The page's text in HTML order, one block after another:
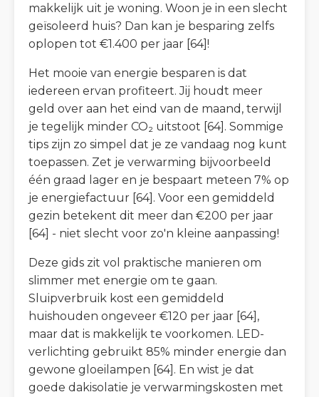
makkelijk uit je woning. Woon je in een slecht
geïsoleerd huis? Dan kan je besparing zelfs
oplopen tot €1.400 per jaar [64]!
Het mooie van energie besparen is dat
iedereen ervan profiteert. Jij houdt meer
geld over aan het eind van de maand, terwijl
je tegelijk minder CO₂ uitstoot [64]. Sommige
tips zijn zo simpel dat je ze vandaag nog kunt
toepassen. Zet je verwarming bijvoorbeeld
één graad lager en je bespaart meteen 7% op
je energiefactuur [64]. Voor een gemiddeld
gezin betekent dit meer dan €200 per jaar
[64] - niet slecht voor zo'n kleine aanpassing!
Deze gids zit vol praktische manieren om
slimmer met energie om te gaan.
Sluipverbruik kost een gemiddeld
huishouden ongeveer €120 per jaar [64],
maar dat is makkelijk te voorkomen. LED-
verlichting gebruikt 85% minder energie dan
gewone gloeilampen [64]. En wist je dat
goede dakisolatie je verwarmingskosten met